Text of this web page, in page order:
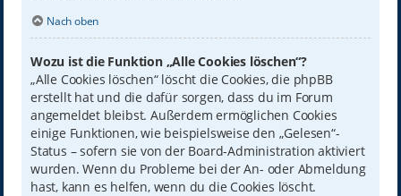
Nach oben
Wozu ist die Funktion „Alle Cookies löschen“?
„Alle Cookies löschen“ löscht die Cookies, die phpBB
erstellt hat und die dafür sorgen, dass du im Forum
angemeldet bleibst. Außerdem ermöglichen Cookies
einige Funktionen, wie beispielsweise den „Gelesen“-
Status – sofern sie von der Board-Administration aktiviert
wurden. Wenn du Probleme bei der An- oder Abmeldung
hast, kann es helfen, wenn du die Cookies löscht.